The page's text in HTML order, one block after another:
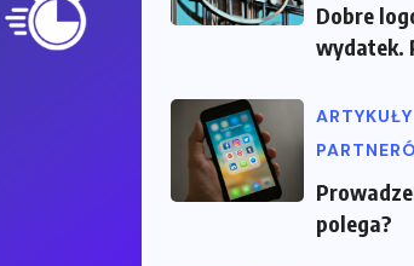
Dobre
wydatek.
ARTYKUŁY
polega?